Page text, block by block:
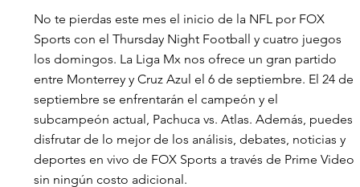
No te pierdas este mes el inicio de la NFL por FOX
Sports con el Thursday Night Football y cuatro juegos
los domingos. La Liga Mx nos ofrece un gran partido
entre Monterrey y Cruz Azul el 6 de septiembre. El 24 de
septiembre se enfrentarán el campeón y el
subcampeón actual, Pachuca vs. Atlas. Además, puedes
disfrutar de lo mejor de los análisis, debates, noticias y
deportes en vivo de FOX Sports a través de Prime Video
sin ningún costo adicional.